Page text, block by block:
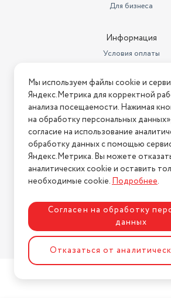
Для бизнеса
Информация
Условия оплаты
Условия возврата
Нашли ошибку на сайте?
2026 © Интернет-магазин "АстМаркет".
Политика
Разработка сайта
Мы используем файлы cookie и
Яндекс.Метрика для корректной
анализа посещаемости. Нажимая
на обработку персональных
согласие на использование
обработку данных с помощью
Яндекс.Метрика. Вы можете
аналитических cookie и оставить
необходимые cookie.Подробнее.
Согласен на обработку
данных
Отказаться от